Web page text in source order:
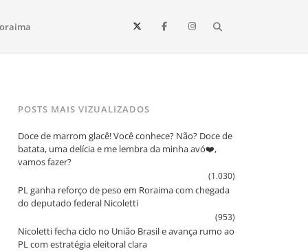
e todo o estado de Roraima. Fique sempre informado
POSTS MAIS VIZUALIZADOS
Doce de marrom glacê! Você conhece? Não? Doce de
batata, uma delícia e me lembra da minha avó❤️,
vamos fazer?
(1.030)
PL ganha reforço de peso em Roraima com chegada
do deputado federal Nicoletti
(953)
Nicoletti fecha ciclo no União Brasil e avança rumo ao
PL com estratégia eleitoral clara